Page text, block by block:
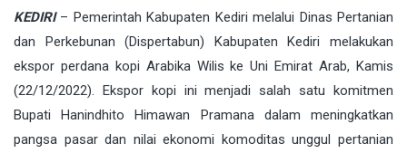
KEDIRI – Pemerintah Kabupaten Kediri melalui Dinas Pertanian
dan Perkebunan (Dispertabun) Kabupaten Kediri melakukan
ekspor perdana kopi Arabika Wilis ke Uni Emirat Arab, Kamis
(22/12/2022). Ekspor kopi ini menjadi salah satu komitmen
Bupati Hanindhito Himawan Pramana dalam meningkatkan
pangsa pasar dan nilai ekonomi komoditas unggul pertanian